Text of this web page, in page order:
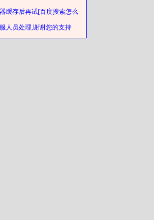
缓存后再试[百度搜索怎么
人员处理,谢谢您的支持